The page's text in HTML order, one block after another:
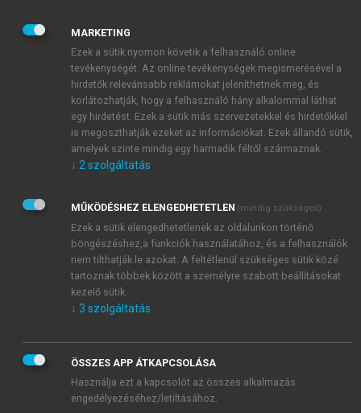
JELSZÓ
JELSZÓ ÚJRA
Kérek értesítést a MeRSZ újdonságairól, akcióiról.
Kérek értesítést az Akadémiai Kiadó Zrt. újdonságairól,
Adatkezelési tájékoztatóbanfoglaltakat tudomásul
veszem és elfogadom.
Általános vásárlási feltételeket, valamint a szotar.netés a
mersz.huoldalak licencszerződéseiben foglaltakat
tudomásul veszem és elfogadom.
KIPRÓBÁLOM
MARKETING
Ezek a sütik nyomon követik a felhasználó online
tevékenységét. Az online tevékenységek megismerésével a
hirdetők relevánsabb reklámokat jeleníthetnek meg, és
korlátozhatják, hogy a felhasználó hány alkalommal láthat
egy hirdetést. Ezek a sütik más szervezetekkel és hirdetőkkel
is megoszthatják ezeket az információkat. Ezek állandó sütik,
amelyek szinte mindig egy harmadik féltől származnak.
↓ 2 szolgáltatás
MŰKÖDÉSHEZ ELENGEDHETETLEN (mindig szükséges)
Ezek a sütik elengedhetetlenek az oldalunkon történő
böngészéshez,a funkciók használatához, és a felhasználók
nem tilthatják le azokat. A feltétlenül szükséges sütik közé
tartoznak többek között a személyre szabott beállításokat
kezelő sütik.
↓ 3 szolgáltatás
ÖSSZES APP ÁTKAPCSOLÁSA
Használja ezt a kapcsolót az összes alkalmazás
engedélyezéséhez/letiltásához.